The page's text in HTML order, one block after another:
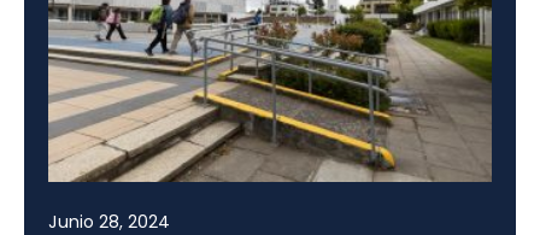
Junio 28, 2024